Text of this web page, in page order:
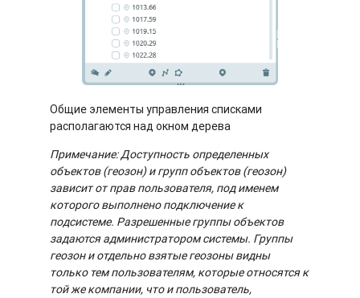
Общие элементы управления списками
располагаются над окном дерева
Примечание: Доступность определенных
объектов (геозон) и групп объектов (геозон)
зависит от прав пользователя, под именем
которого выполнено подключение к
подсистеме. Разрешенные группы объектов
задаются администратором системы. Группы
геозон и отдельно взятые геозоны видны
только тем пользователям, которые относятся к
той же компании, что и пользователь,